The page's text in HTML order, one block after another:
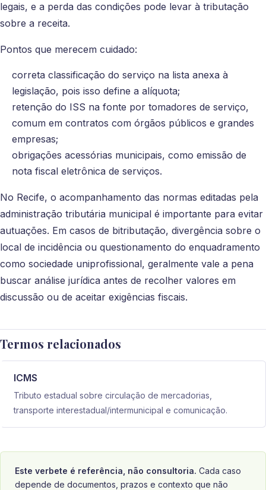
legais, e a perda das condições pode levar à tributação
sobre a receita.
Pontos que merecem cuidado:
correta classificação do serviço na lista anexa à
legislação, pois isso define a alíquota;
retenção do ISS na fonte por tomadores de serviço,
comum em contratos com órgãos públicos e grandes
empresas;
obrigações acessórias municipais, como emissão de
nota fiscal eletrônica de serviços.
No Recife, o acompanhamento das normas editadas pela
administração tributária municipal é importante para evitar
autuações. Em casos de bitributação, divergência sobre o
local de incidência ou questionamento do enquadramento
como sociedade uniprofissional, geralmente vale a pena
buscar análise jurídica antes de recolher valores em
discussão ou de aceitar exigências fiscais.
Termos relacionados
ICMS
Tributo estadual sobre circulação de mercadorias,
transporte interestadual/intermunicipal e comunicação.
Este verbete é referência, não consultoria. Cada caso
depende de documentos, prazos e contexto que não